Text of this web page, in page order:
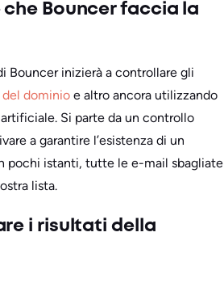
che Bouncer faccia la
Bouncer inizierà a controllare gli
dominio e altro ancora utilizzando
Si parte da un controllo
a garantire l’esistenza di un
pochi istanti, tutte le e-mail sbagliate
lista.
i risultati della